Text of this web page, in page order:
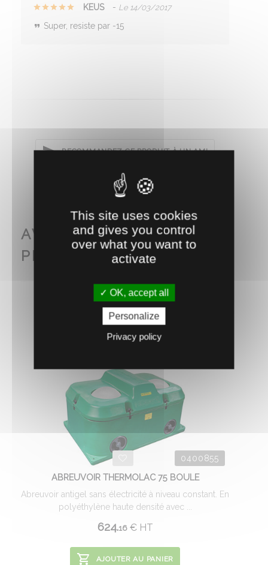
KEUS - Le 14/03/2017
Super, resiste par -15
RECOMMANDEZ CE PRODUIT À UN AMI
AVEC CE PRODUIT
PENSEZ AUSSI À...
0400855
ABREUVOIR THERMOLAC 75 BOULE
Abreuvoir antigel sans électricité à niveau constant. En
polyéthylène haute densité avec ...
624.16 €HT
AJOUTER AU PANIER
This site uses cookies
and gives you control
over what you want to
activate
OK, accept all
Personalize
Privacy policy